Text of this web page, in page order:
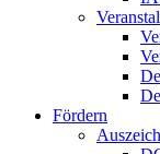
Fördern